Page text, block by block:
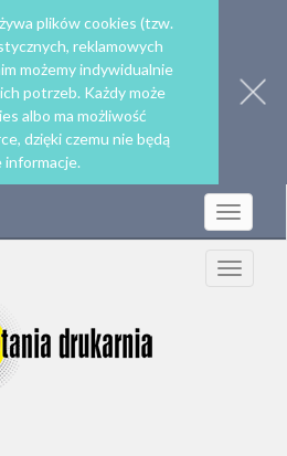
plików cookies (tzw.
reklamowych
możemy indywidualnie
potrzeb. Każdy może
albo ma możliwość
dzięki czemu nie będą
informacje.
Rozwiń
Rozwiń